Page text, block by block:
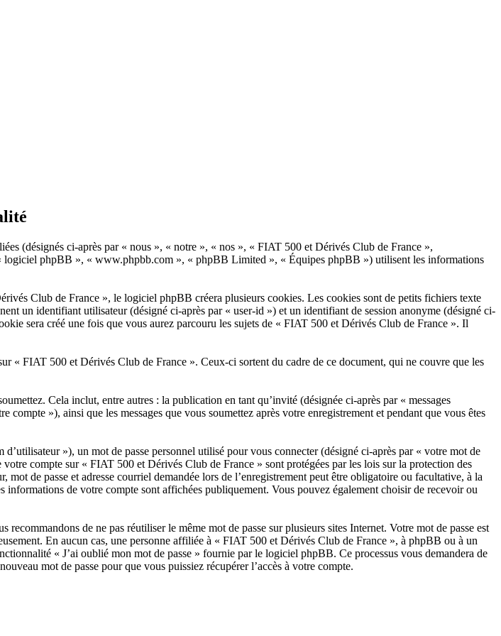
(désignés ci-après par « nous », « notre », « nos », « FIAT 500 et Dérivés Club de France »,
phpBB », « www.phpbb.com », « phpBB Limited », « Équipes phpBB ») utilisent les informations
Club de France », le logiciel phpBB créera plusieurs cookies. Les cookies sont de petits fichiers texte
un identifiant utilisateur (désigné ci-après par « user-id ») et un identifiant de session anonyme (désigné ci-
sera créé une fois que vous aurez parcouru les sujets de « FIAT 500 et Dérivés Club de France ». Il
« FIAT 500 et Dérivés Club de France ». Ceux-ci sortent du cadre de ce document, qui ne couvre que les
Cela inclut, entre autres : la publication en tant qu’invité (désignée ci-après par « messages
»), ainsi que les messages que vous soumettez après votre enregistrement et pendant que vous êtes
»), un mot de passe personnel utilisé pour vous connecter (désigné ci-après par « votre mot de
compte sur « FIAT 500 et Dérivés Club de France » sont protégées par les lois sur la protection des
de passe et adresse courriel demandée lors de l’enregistrement peut être obligatoire ou facultative, à la
de votre compte sont affichées publiquement. Vous pouvez également choisir de recevoir ou
de ne pas réutiliser le même mot de passe sur plusieurs sites Internet. Votre mot de passe est
En aucun cas, une personne affiliée à « FIAT 500 et Dérivés Club de France », à phpBB ou à un
« J’ai oublié mon mot de passe » fournie par le logiciel phpBB. Ce processus vous demandera de
mot de passe pour que vous puissiez récupérer l’accès à votre compte.